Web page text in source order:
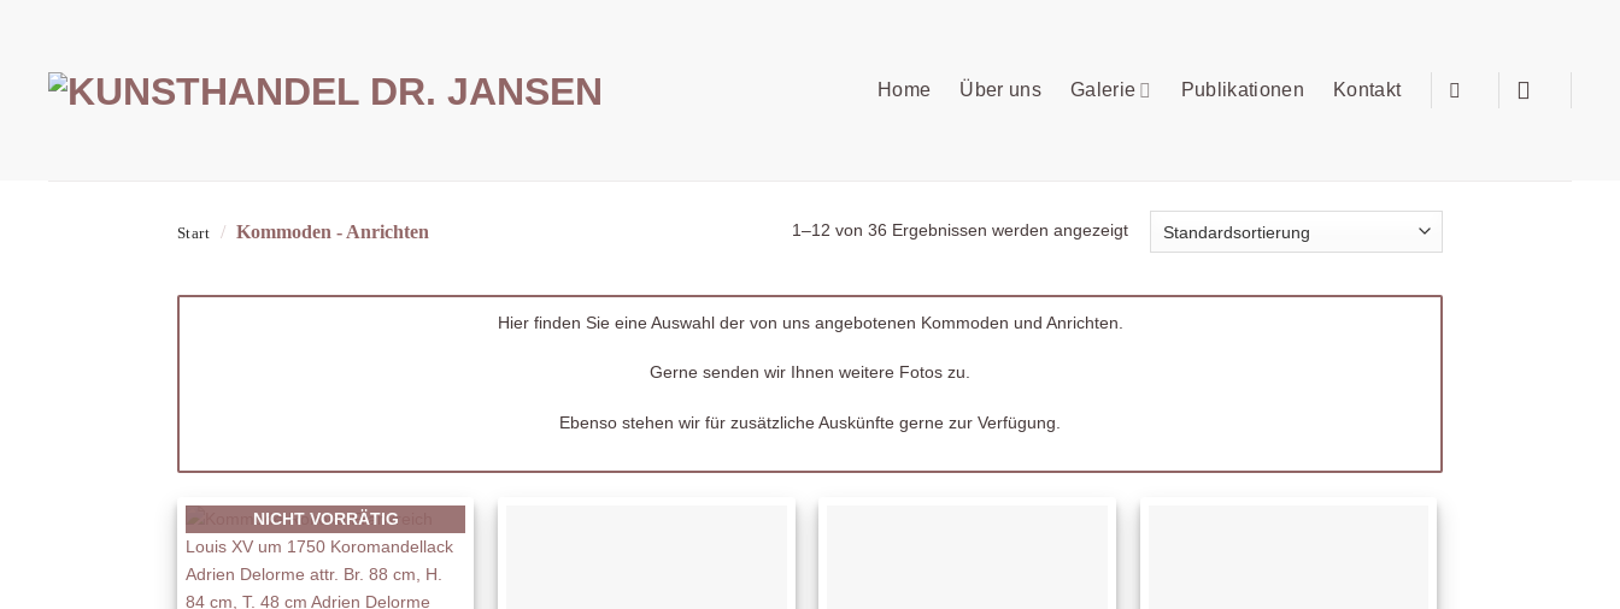
Home Über uns Galerie Publikationen Kontakt
Start / Kommoden - Anrichten 1–12 von 36 Ergebnissen werden angezeigt
Hier finden Sie eine Auswahl der von uns angebotenen Kommoden und Anrichten.
Gerne senden wir Ihnen weitere Fotos zu.
Ebenso stehen wir für zusätzliche Auskünfte gerne zur Verfügung.
NICHT VORRÄTIG